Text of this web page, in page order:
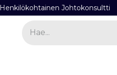
Henkilökohtainen